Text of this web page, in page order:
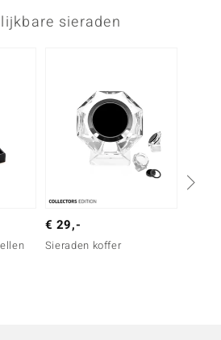
sieraden
€ 29,-
Sieraden koffer